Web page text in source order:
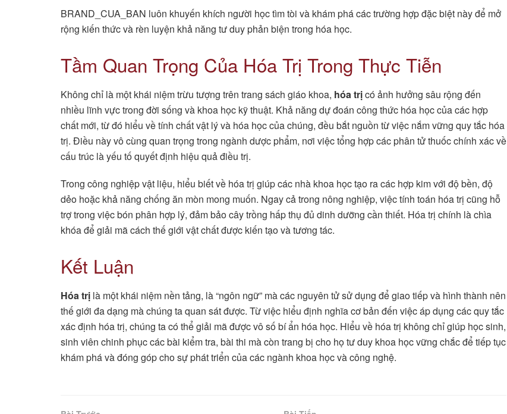
BRAND_CUA_BAN luôn khuyến khích người học tìm tòi và khám phá các trường hợp đặc biệt này để mở
rộng kiến thức và rèn luyện khả năng tư duy phản biện trong hóa học.
Tầm Quan Trọng Của Hóa Trị Trong Thực Tiễn
Không chỉ là một khái niệm trừu tượng trên trang sách giáo khoa, hóa trịcó ảnh hưởng sâu rộng đến
nhiều lĩnh vực trong đời sống và khoa học kỹ thuật. Khả năng dự đoán công thức hóa học của các hợp
chất mới, từ đó hiểu về tính chất vật lý và hóa học của chúng, đều bắt nguồn từ việc nắm vững quy tắc hóa
trị. Điều này vô cùng quan trọng trong ngành dược phẩm, nơi việc tổng hợp các phân tử thuốc chính xác về
cấu trúc là yếu tố quyết định hiệu quả điều trị.
Trong công nghiệp vật liệu, hiểu biết về hóa trị giúp các nhà khoa học tạo ra các hợp kim với độ bền, độ
dẻo hoặc khả năng chống ăn mòn mong muốn. Ngay cả trong nông nghiệp, việc tính toán hóa trị cũng hỗ
trợ trong việc bón phân hợp lý, đảm bảo cây trồng hấp thụ đủ dinh dưỡng cần thiết. Hóa trị chính là chìa
khóa để giải mã cách thế giới vật chất được kiến tạo và tương tác.
Kết Luận
Hóa trị là một khái niệm nền tảng, là “ngôn ngữ” mà các nguyên tử sử dụng để giao tiếp và hình thành nên
thế giới đa dạng mà chúng ta quan sát được. Từ việc hiểu định nghĩa cơ bản đến việc áp dụng các quy tắc
xác định hóa trị, chúng ta có thể giải mã được vô số bí ẩn hóa học. Hiểu về hóa trị không chỉ giúp học sinh,
sinh viên chinh phục các bài kiểm tra, bài thi mà còn trang bị cho họ tư duy khoa học vững chắc để tiếp tục
khám phá và đóng góp cho sự phát triển của các ngành khoa học và công nghệ.